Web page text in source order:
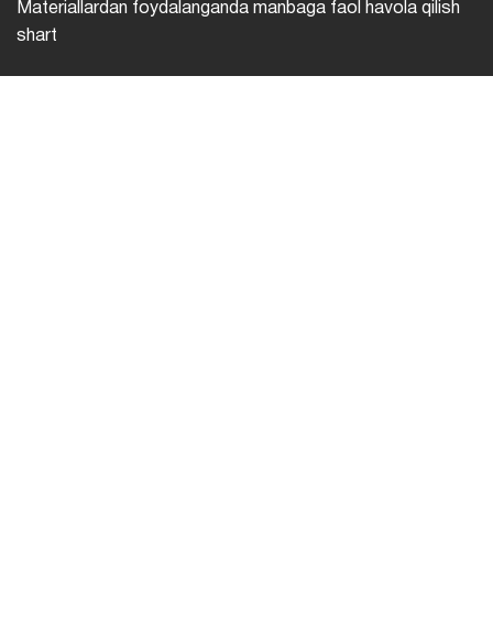
Materiallardan foydalanganda manbaga faol havola qilish
shart